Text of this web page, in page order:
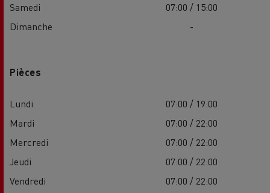
Samedi
07:00 / 15:00
Dimanche
-
Pièces
Lundi
07:00 / 19:00
Mardi
07:00 / 22:00
Mercredi
07:00 / 22:00
Jeudi
07:00 / 22:00
Vendredi
07:00 / 22:00